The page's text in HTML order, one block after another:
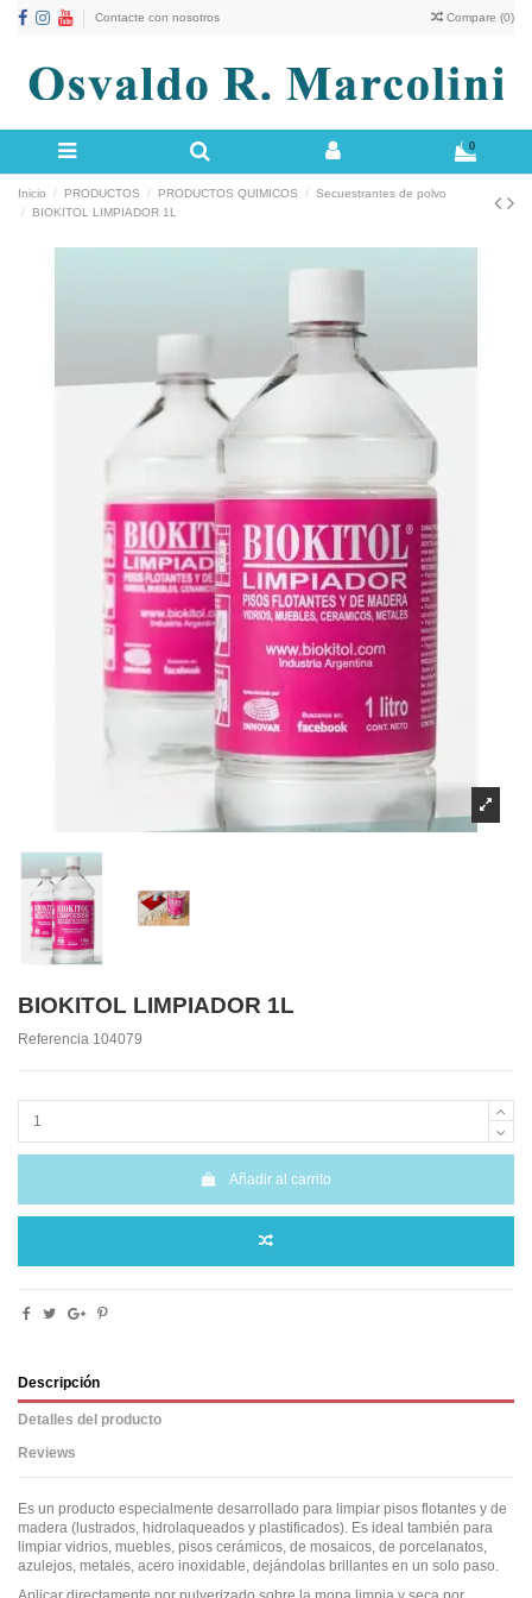
Contacte con nosotros Compare (0)
0
Inicio PRODUCTOS PRODUCTOS QUIMICOS
Secuestrantes de polvo
BIOKITOL LIMPIADOR 1L
BIOKITOL LIMPIADOR 1L
Referencia 104079
Añadir al carrito
Descripción
Detalles del producto
Reviews
Es un producto especialmente desarrollado para limpiar pisos flotantes y de
madera (lustrados, hidrolaqueados y plastificados). Es ideal también para
limpiar vidrios, muebles, pisos cerámicos, de mosaicos, de porcelanatos,
azulejos, metales, acero inoxidable, dejándolas brillantes en un solo paso.